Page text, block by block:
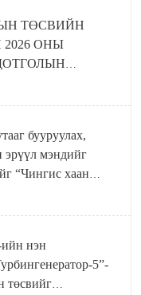
ТӨСВИЙН
ОНЫ
НИЙТИЙН
БОЛЛОО
бууруулах,
эрүүл мэндийг
“Чингис хаан
ХХК-тай
нэн
5”-
төсвийг